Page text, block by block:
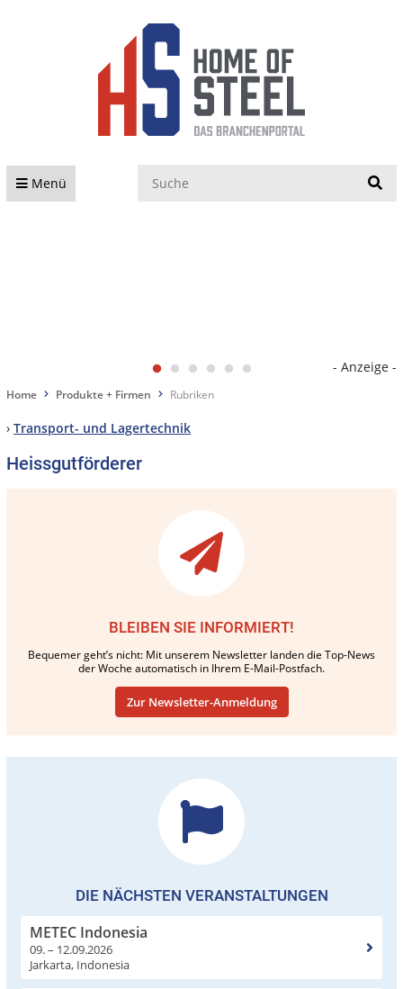
Menü
- Anzeige -
Home Produkte + Firmen Rubriken
› Transport- und Lagertechnik
Heissgutförderer
BLEIBEN SIE INFORMIERT!
Bequemer geht’s nicht: Mit unserem Newsletter landen die Top-News
der Woche automatisch in Ihrem E-Mail-Postfach.
Zur Newsletter-Anmeldung
DIE NÄCHSTEN VERANSTALTUNGEN
METEC Indonesia
09. – 12.09.2026
Jarkarta, Indonesia